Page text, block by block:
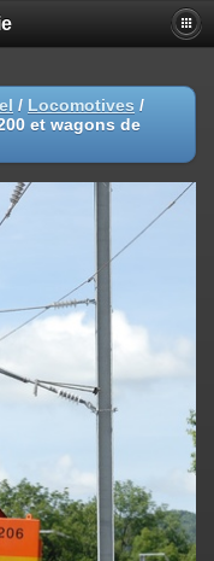
/ Locomotives /
et wagons de